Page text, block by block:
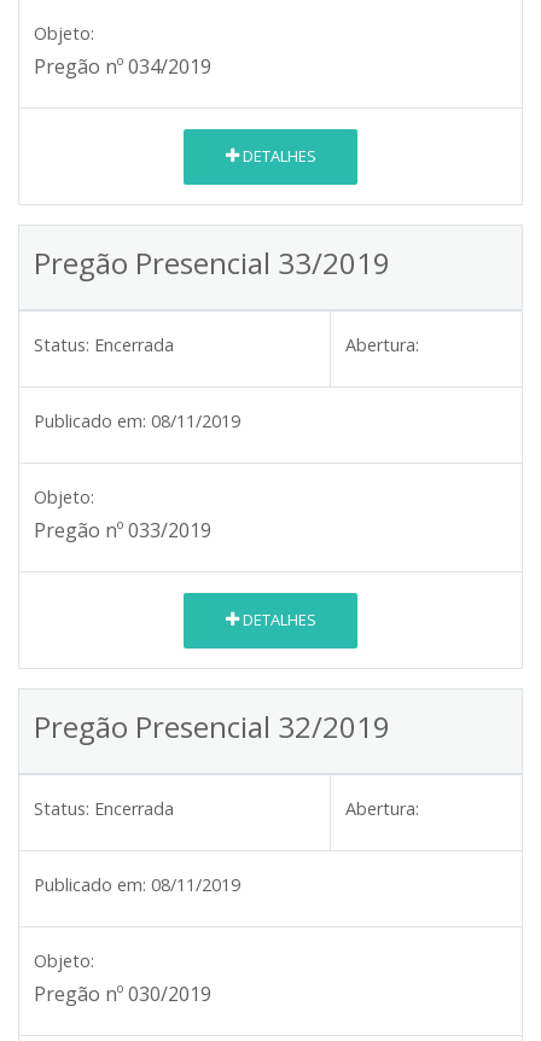
Objeto:
Pregão nº 034/2019
DETALHES
Pregão Presencial 33/2019
Status: Encerrada Abertura:
Publicado em: 08/11/2019
Objeto:
Pregão nº 033/2019
DETALHES
Pregão Presencial 32/2019
Status: Encerrada Abertura:
Publicado em: 08/11/2019
Objeto:
Pregão nº 030/2019